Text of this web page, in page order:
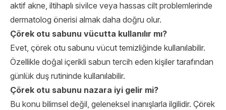
aktif akne, iltihaplı sivilce veya hassas cilt problemlerinde
dermatolog önerisi almak daha doğru olur.
Çörek otu sabunu vücutta kullanılır mı?
Evet, çörek otu sabunu vücut temizliğinde kullanılabilir.
Özellikle doğal içerikli sabun tercih eden kişiler tarafından
günlük duş rutininde kullanılabilir.
Çörek otu sabunu nazara iyi gelir mi?
Bu konu bilimsel değil, geleneksel inanışlarla ilgilidir. Çörek